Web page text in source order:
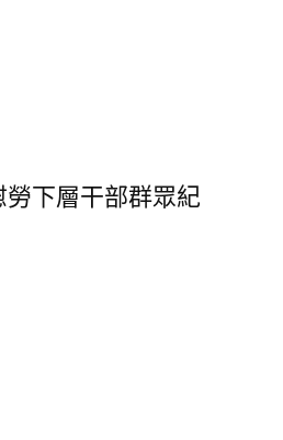
下層干部群眾紀